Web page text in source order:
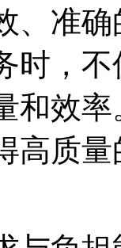
、准
时，
和效
高质